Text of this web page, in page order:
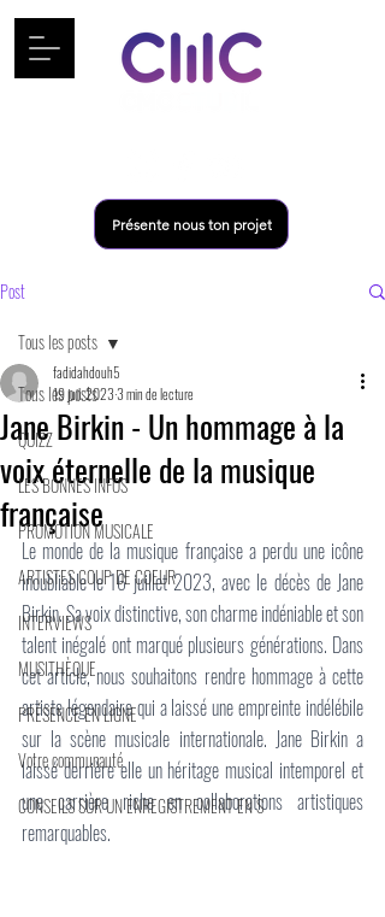
Présente nous ton projet
Post
Tous les posts
QUIZZ
LES BONNES INFOS
PROMOTION MUSICALE
ARTISTES COUP DE COEUR
INTERVIEWS
MUSITHÈQUE
PRÉSENCE EN LIGNE
Votre communauté
CONSEILS SUR UN ENREGISTREMENT EN S
Tous les posts
Jane Birkin - Un hommage à la
voix éternelle de la musique
française
fadidahdouh5
19 juil. 20233 min de lecture
Le monde de la musique française a perdu une icône
inoubliable le 16 juillet 2023, avec le décès de Jane
Birkin. Sa voix distinctive, son charme indéniable et son
talent inégalé ont marqué plusieurs générations. Dans
cet article, nous souhaitons rendre hommage à cette
artiste légendaire qui a laissé une empreinte indélébile
sur la scène musicale internationale. Jane Birkin a
laissé derrière elle un héritage musical intemporel et
une carrière riche en collaborations artistiques
remarquables.